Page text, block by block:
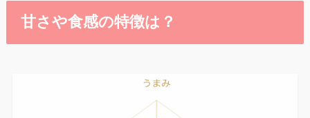
甘さや食感の特徴は？